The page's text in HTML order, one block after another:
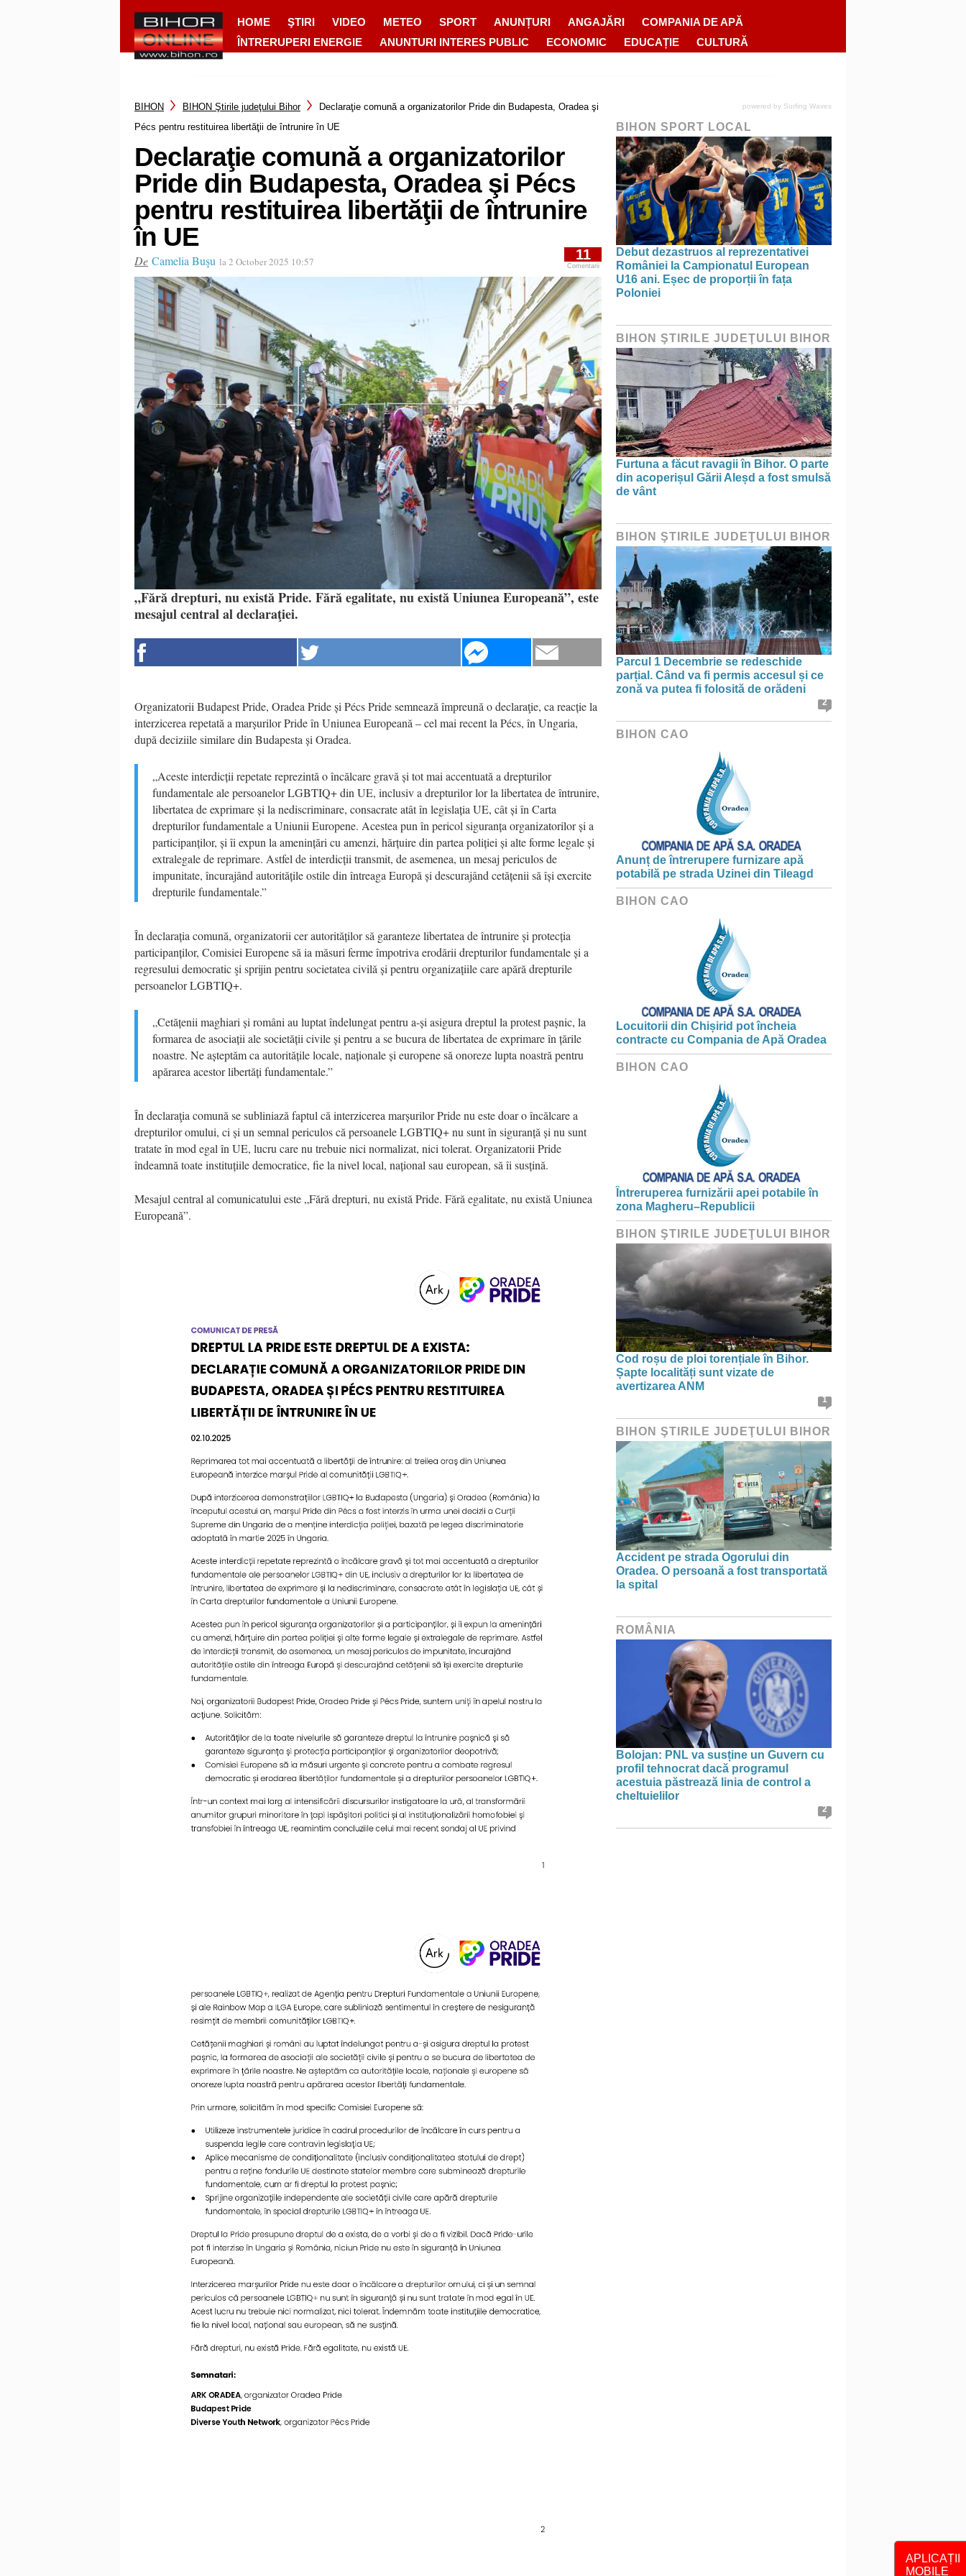
HOME ŞTIRI VIDEO METEO SPORT ANUNȚURI ANGAJĂRI
COMPANIA DE APĂ
ÎNTRERUPERI ENERGIE
ANUNTURI INTERES PUBLIC ECONOMIC EDUCAȚIE CULTURĂ
APLICAȚII
MOBILE
BIHON BIHON Ştirile judeţului Bihor
Declaraţie comună a organizatorilor Pride din Budapesta, Oradea şi
Pécs pentru restituirea libertăţii de întrunire în UE
Declaraţie comună a organizatorilor
Pride din Budapesta, Oradea şi Pécs
pentru restituirea libertăţii de întrunire
în UE
De Camelia Buşu la 2 October 2025 10:57 11
Comentarii
„Fără drepturi, nu există Pride. Fără egalitate, nu există Uniunea Europeană”, este
mesajul central al declaraţiei.
Organizatorii Budapest Pride, Oradea Pride și Pécs Pride semnează împreună o declaraţie, ca reacție la
interzicerea repetată a marșurilor Pride în Uniunea Europeană – cel mai recent la Pécs, în Ungaria,
după deciziile similare din Budapesta și Oradea.
„Aceste interdicții repetate reprezintă o încălcare gravă și tot mai accentuată a drepturilor
fundamentale ale persoanelor LGBTIQ+ din UE, inclusiv a drepturilor lor la libertatea de întrunire,
libertatea de exprimare și la nediscriminare, consacrate atât în legislația UE, cât și în Carta
drepturilor fundamentale a Uniunii Europene. Acestea pun în pericol siguranța organizatorilor și a
participanților, și îi expun la amenințări cu amenzi, hărțuire din partea poliției și alte forme legale și
extralegale de reprimare. Astfel de interdicții transmit, de asemenea, un mesaj periculos de
impunitate, încurajând autoritățile ostile din întreaga Europă și descurajând cetățenii să își exercite
drepturile fundamentale.”
În declarația comună, organizatorii cer autorităților să garanteze libertatea de întrunire și protecția
participanților, Comisiei Europene să ia măsuri ferme împotriva erodării drepturilor fundamentale și a
regresului democratic şi sprijin pentru societatea civilă și pentru organizațiile care apără drepturile
persoanelor LGBTIQ+.
„Cetățenii maghiari și români au luptat îndelungat pentru a-și asigura dreptul la protest pașnic, la
formarea de asociații ale societății civile și pentru a se bucura de libertatea de exprimare în țările
noastre. Ne așteptăm ca autoritățile locale, naționale și europene să onoreze lupta noastră pentru
apărarea acestor libertăți fundamentale.”
În declaraţia comună se subliniază faptul că interzicerea marșurilor Pride nu este doar o încălcare a
drepturilor omului, ci și un semnal periculos că persoanele LGBTIQ+ nu sunt în siguranță și nu sunt
tratate în mod egal în UE, lucru care nu trebuie nici normalizat, nici tolerat. Organizatorii Pride
îndeamnă toate instituțiile democratice, fie la nivel local, național sau european, să îi susțină.
Mesajul central al comunicatului este „Fără drepturi, nu există Pride. Fără egalitate, nu există Uniunea
Europeană”.
powered by Surfing Waves
BIHON SPORT LOCAL
Debut dezastruos al reprezentativei
României la Campionatul European
U16 ani. Eșec de proporții în fața
Poloniei
BIHON ŞTIRILE JUDEŢULUI BIHOR
Furtuna a făcut ravagii în Bihor. O parte
din acoperișul Gării Aleșd a fost smulsă
de vânt
BIHON ŞTIRILE JUDEŢULUI BIHOR
Parcul 1 Decembrie se redeschide
parțial. Când va fi permis accesul și ce
zonă va putea fi folosită de orădeni
2
BIHON CAO
Anunț de întrerupere furnizare apă
potabilă pe strada Uzinei din Tileagd
BIHON CAO
Locuitorii din Chișirid pot încheia
contracte cu Compania de Apă Oradea
BIHON CAO
Întreruperea furnizării apei potabile în
zona Magheru–Republicii
BIHON ŞTIRILE JUDEŢULUI BIHOR
Cod roșu de ploi torențiale în Bihor.
Șapte localități sunt vizate de
avertizarea ANM
1
BIHON ŞTIRILE JUDEŢULUI BIHOR
Accident pe strada Ogorului din
Oradea. O persoană a fost transportată
la spital
ROMÂNIA
Bolojan: PNL va susține un Guvern cu
profil tehnocrat dacă programul
acestuia păstrează linia de control a
cheltuielilor
2